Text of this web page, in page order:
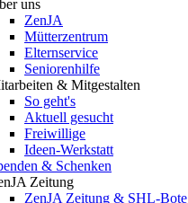
uns
ZenJA
Mütterzentrum
Elternservice
Seniorenhilfe
& Mitgestalten
So geht's
Aktuell gesucht
Freiwillige
Ideen-Werkstatt
& Schenken
Zeitung
ZenJA Zeitung & SHL-Bote